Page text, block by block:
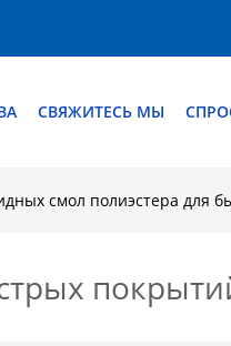
СВЯЖИТЕСЬ МЫ
смол полиэстера для